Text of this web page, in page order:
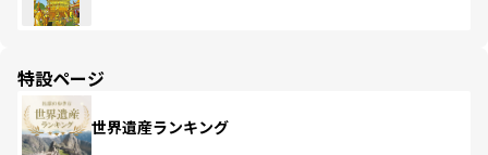
特設ページ
世界遺産ランキング